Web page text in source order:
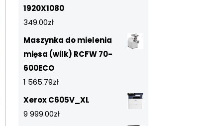
1920X1080
349.00zł
Maszynka do mielenia
mięsa (wilk) RCFW 70-
600ECO
1 565.79zł
Xerox C605V_XL
9 999.00zł